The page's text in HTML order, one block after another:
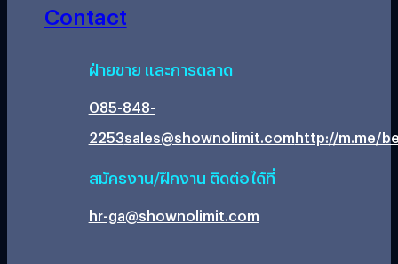
Contact
ฝ่ายขาย และการตลาด
085-848-
2253sales@shownolimit.comhttp://m.me/
สมัครงาน/ฝึกงาน ติดต่อได้ที่
hr-ga@shownolimit.com